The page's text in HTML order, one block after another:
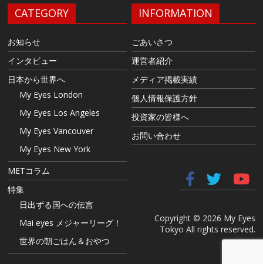
CATEGORY
お知らせ
インタビュー
日本から世界へ
My Eyes London
My Eyes Los Angeles
My Eyes Vancouver
My Eyes New York
METコラム
特集
日出ずる国への伝言
Mai eyes メジャーリーグ！
世界の朝ごはん＆おやつ
INFORMATION
ごあいさつ
運営者紹介
メディア掲載実績
個人情報保護方針
投資家の皆様へ
お問い合わせ
Copyright © 2026 My Eyes
Tokyo All rights reserved.